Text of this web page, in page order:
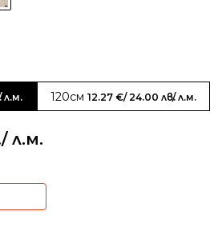
л.м. 120см 12.27 €/ 24.00 лв./ л.м.
/ л.м.